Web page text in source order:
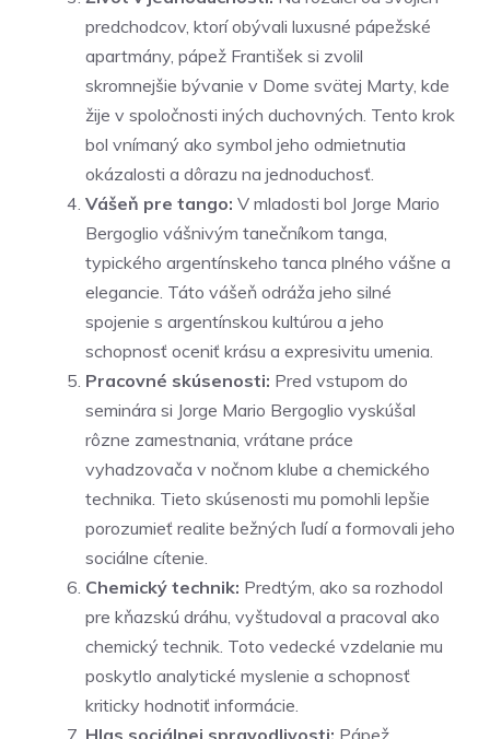
predchodcov, ktorí obývali luxusné pápežské
apartmány, pápež František si zvolil
skromnejšie bývanie v Dome svätej Marty, kde
žije v spoločnosti iných duchovných. Tento krok
bol vnímaný ako symbol jeho odmietnutia
okázalosti a dôrazu na jednoduchosť.
Vášeň pre tango: V mladosti bol Jorge Mario
Bergoglio vášnivým tanečníkom tanga,
typického argentínskeho tanca plného vášne a
elegancie. Táto vášeň odráža jeho silné
spojenie s argentínskou kultúrou a jeho
schopnosť oceniť krásu a expresivitu umenia.
Pracovné skúsenosti: Pred vstupom do
seminára si Jorge Mario Bergoglio vyskúšal
rôzne zamestnania, vrátane práce
vyhadzovača v nočnom klube a chemického
technika. Tieto skúsenosti mu pomohli lepšie
porozumieť realite bežných ľudí a formovali jeho
sociálne cítenie.
Chemický technik: Predtým, ako sa rozhodol
pre kňazskú dráhu, vyštudoval a pracoval ako
chemický technik. Toto vedecké vzdelanie mu
poskytlo analytické myslenie a schopnosť
kriticky hodnotiť informácie.
Hlas sociálnej spravodlivosti: Pápež